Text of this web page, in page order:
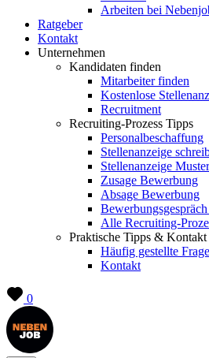
Arbeiten bei
Ratgeber
Kontakt
Unternehmen
Kandidaten finden
Mitarbeiter finden
Kostenlose
Recruitment
Recruiting-Prozess Tipps
Personalbeschaffung
Stellenanzeige
Stellenanzeige Muster
Zusage Bewerbung
Absage Bewerbung
Alle Recruiting-
Praktische Tipps & Kontakt
Häufig gestellte
Kontakt
0